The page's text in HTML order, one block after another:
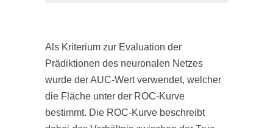
Als Kriterium zur Evaluation der
Prädiktionen des neuronalen Netzes
wurde der AUC-Wert verwendet, welcher
die Fläche unter der ROC-Kurve
bestimmt. Die ROC-Kurve beschreibt